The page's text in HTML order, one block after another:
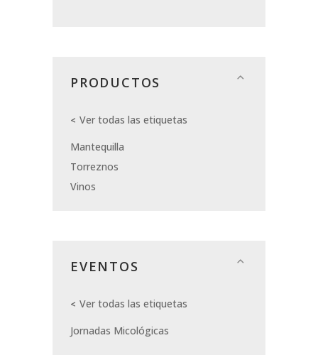
PRODUCTOS
Ver todas las etiquetas
Mantequilla
Torreznos
Vinos
EVENTOS
Ver todas las etiquetas
Jornadas Micológicas